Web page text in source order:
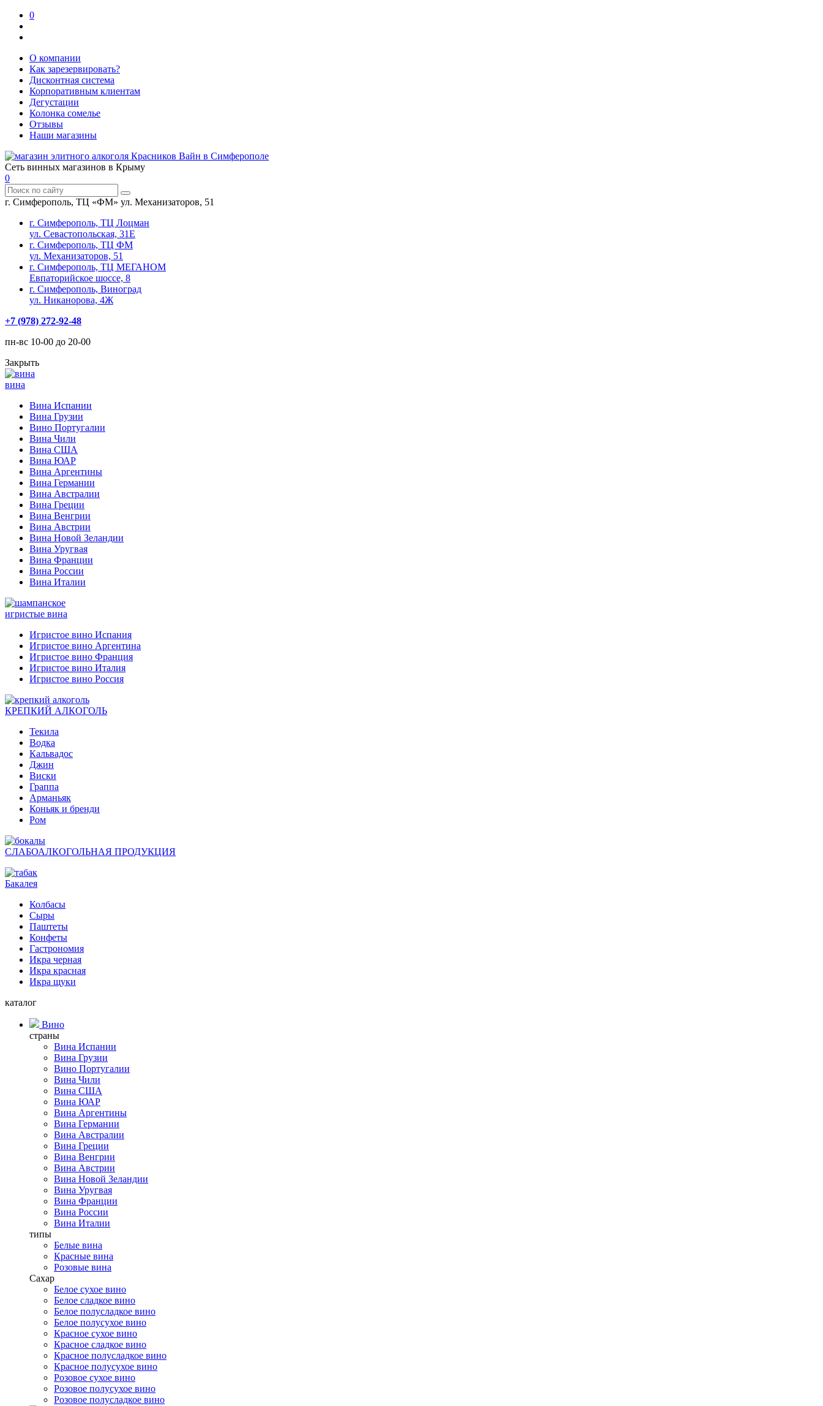
0
О компании
Как зарезервировать?
Дисконтная система
Корпоративным клиентам
Дегустации
Колонка сомелье
Отзывы
Наши магазины
Сеть винных магазинов в Крыму
0
г. Симферополь, ТЦ «ФМ» ул. Механизаторов, 51
г. Симферополь, ТЦ Лоцман
ул. Севастопольская, 31Е
г. Симферополь, ТЦ ФМ
ул. Механизаторов, 51
г. Симферополь, ТЦ МЕГАНОМ
Евпаторийское шоссе, 8
г. Симферополь, Виноград
ул. Никанорова, 4Ж
+7 (978) 272-92-48
пн-вс 10-00 до 20-00
Закрыть
вина
Вина Испании
Вина Грузии
Вино Португалии
Вина Чили
Вина США
Вина ЮАР
Вина Аргентины
Вина Германии
Вина Австралии
Вина Греции
Вина Венгрии
Вина Австрии
Вина Новой Зеландии
Вина Уругвая
Вина Франции
Вина России
Вина Италии
игристые вина
Игристое вино Испания
Игристое вино Аргентина
Игристое вино Франция
Игристое вино Италия
Игристое вино Россия
КРЕПКИЙ АЛКОГОЛЬ
Текила
Водка
Кальвадос
Джин
Виски
Граппа
Арманьяк
Коньяк и бренди
Ром
СЛАБОАЛКОГОЛЬНАЯ ПРОДУКЦИЯ
Бакалея
Колбасы
Сыры
Паштеты
Конфеты
Гастрономия
Икра черная
Икра красная
Икра щуки
каталог
Вино
страны
Вина Испании
Вина Грузии
Вино Португалии
Вина Чили
Вина США
Вина ЮАР
Вина Аргентины
Вина Германии
Вина Австралии
Вина Греции
Вина Венгрии
Вина Австрии
Вина Новой Зеландии
Вина Уругвая
Вина Франции
Вина России
Вина Италии
типы
Белые вина
Красные вина
Розовые вина
Сахар
Белое сухое вино
Белое сладкое вино
Белое полусладкое вино
Белое полусухое вино
Красное сухое вино
Красное сладкое вино
Красное полусладкое вино
Красное полусухое вино
Розовое сухое вино
Розовое полусухое вино
Розовое полусладкое вино